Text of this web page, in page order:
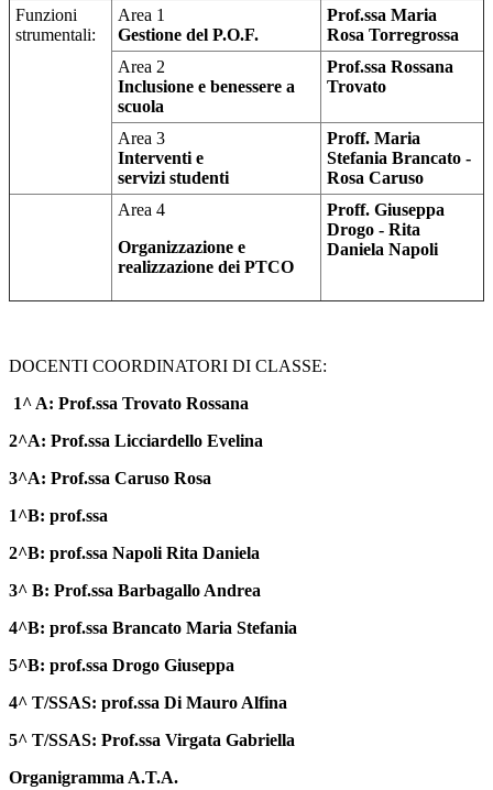
Funzioni
strumentali:
Area 1
Gestione del P.O.F.
Prof.ssa Maria
Rosa Torregrossa
Area 2
Inclusione e benessere a
scuola
Prof.ssa Rossana
Trovato
Area 3
Interventi e
servizi studenti
Proff. Maria
Stefania Brancato -
Rosa Caruso
Area 4
Organizzazione e
realizzazione dei PTCO
Proff. Giuseppa
Drogo - Rita
Daniela Napoli
DOCENTI COORDINATORI DI CLASSE:
1^ A: Prof.ssa Trovato Rossana
2^A: Prof.ssa Licciardello Evelina
3^A: Prof.ssa Caruso Rosa
1^B: prof.ssa
2^B: prof.ssa Napoli Rita Daniela
3^ B: Prof.ssa Barbagallo Andrea
4^B: prof.ssa Brancato Maria Stefania
5^B: prof.ssa Drogo Giuseppa
4^ T/SSAS: prof.ssa Di Mauro Alfina
5^ T/SSAS: Prof.ssa Virgata Gabriella
Organigramma A.T.A.